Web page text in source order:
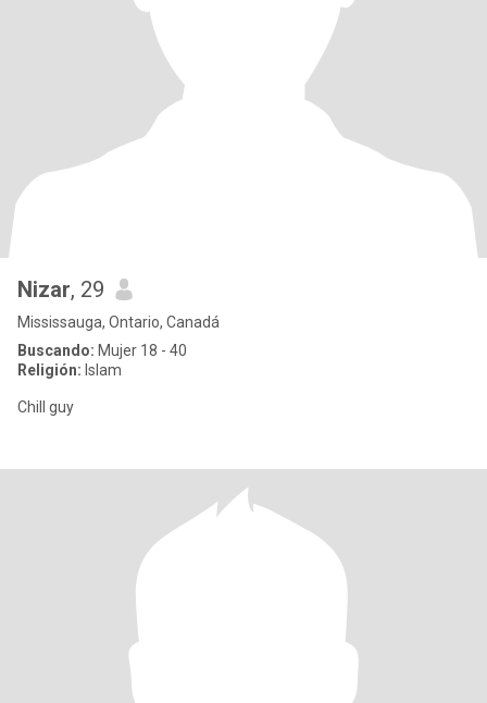
Nizar, 29
Mississauga, Ontario, Canadá
Buscando: Mujer 18 - 40
Religión: Islam
Chill guy